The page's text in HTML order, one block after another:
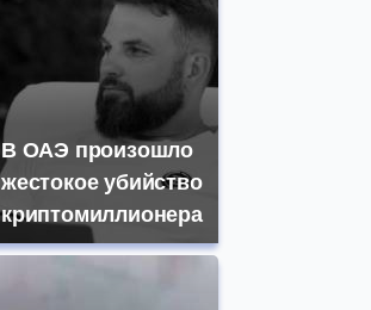
В ОАЭ произошло
жестокое убийство
криптомиллионера